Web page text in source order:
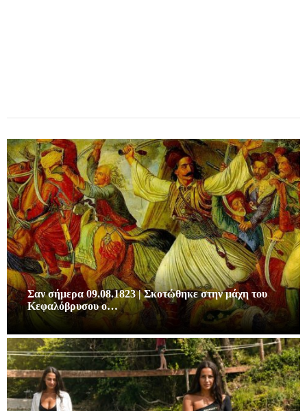
Σαν σήμερα 09.08.1823 | Σκοτώθηκε στην μάχη του
Κεφαλόβρυσου ο…